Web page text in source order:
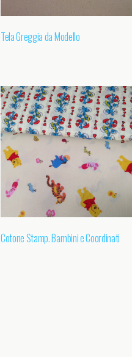
Tela Greggia da Modello
Cotone Stamp. Bambini e Coordinati